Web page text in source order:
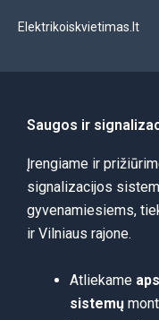
prieElektrikoiskvietimas.lt
Saugos ir
Įrengiame ir
signalizacijos
gyvenamiesiems,
ir Vilniaus rajone.
Atliekame
sistemų